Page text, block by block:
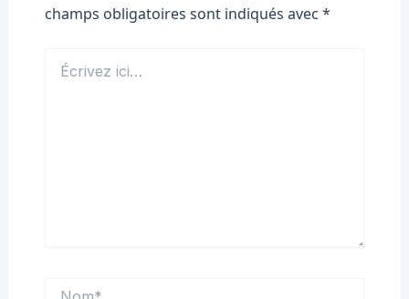
champs obligatoires sont indiqués avec *
ici…